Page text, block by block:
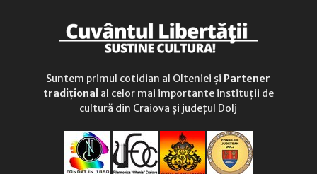
Suntem primul cotidian al Olteniei și Partener
tradițional al celor mai importante instituții de
cultură din Craiova și județul Dolj